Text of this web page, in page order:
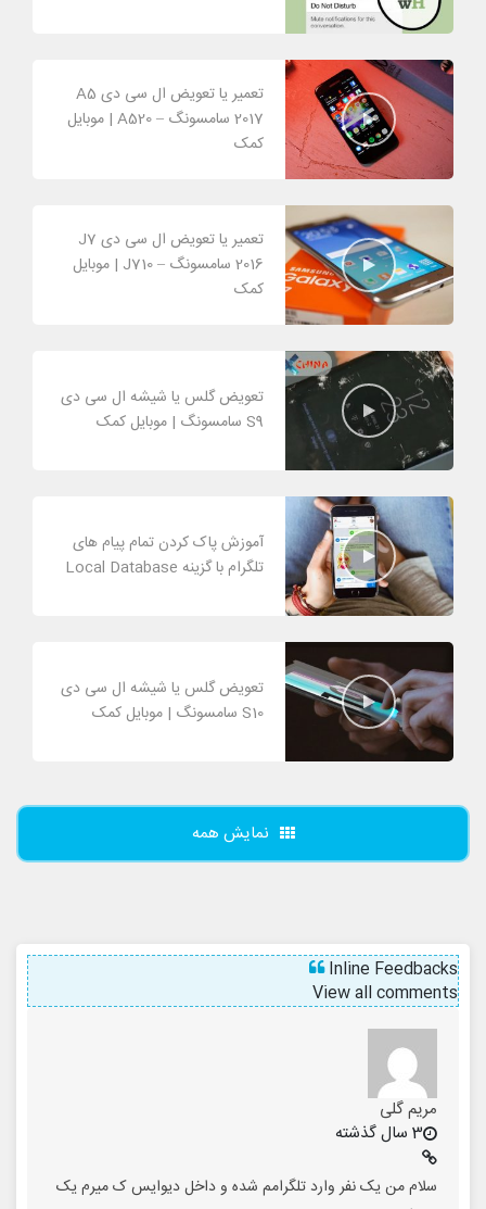
تعمیر یا تعویض ال سی دی A5
2017 سامسونگ – A520 | موبایل
کمک
تعمیر یا تعویض ال سی دی J7
2016 سامسونگ – J710 | موبایل
کمک
تعویض گلس یا شیشه ال سی دی
S9 سامسونگ | موبایل کمک
آموزش پاک کردن تمام پیام های
تلگرام با گزینه Local Database
تعویض گلس یا شیشه ال سی دی
S10 سامسونگ | موبایل کمک
نمایش همه
Inline Feedbacks
View all comments
مریم گلی
3 سال گذشته
سلام من یک نفر وارد تلگرامم شده و داخل دیوایس ک میرم یک